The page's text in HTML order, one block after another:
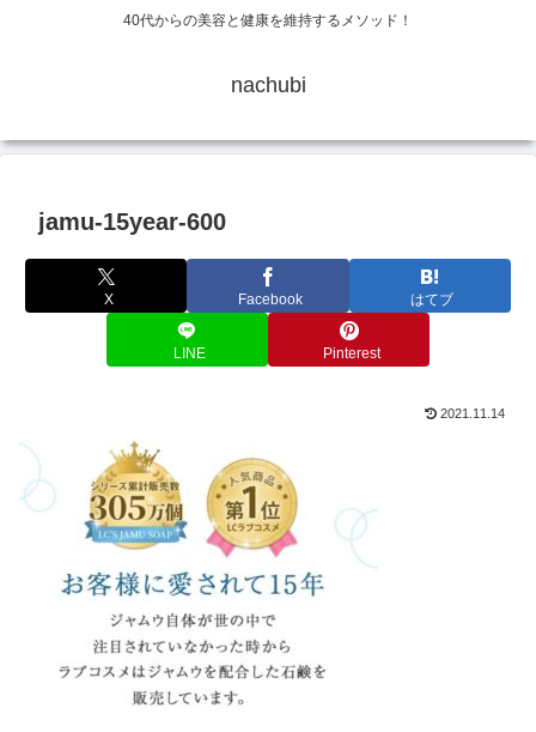
40代からの美容と健康を維持するメソッド！
nachubi
jamu-15year-600
X Facebook はてブ
LINE Pinterest
2021.11.14